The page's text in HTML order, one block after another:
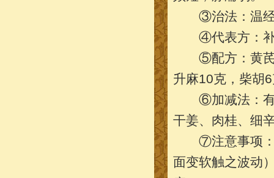
③治法：温经
④代表方：补
⑤配方：黄芪
升麻10克，柴胡
⑥加减法：有表
干姜、肉桂、细
⑦注意事项：对
面变软触之波动